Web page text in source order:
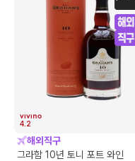
4.2
해외직구
그라함 10년 토니 포트 와인